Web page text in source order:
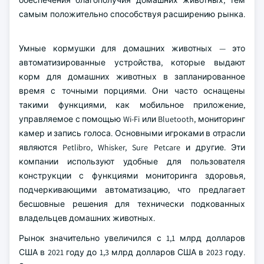
самым положительно способствуя расширению рынка.
Умные кормушки для домашних животных — это
автоматизированные устройства, которые выдают
корм для домашних животных в запланированное
время с точными порциями. Они часто оснащены
такими функциями, как мобильное приложение,
управляемое с помощью Wi-Fi или Bluetooth, мониторинг
камер и запись голоса. Основными игроками в отрасли
являются Petlibro, Whisker, Sure Petcare и другие. Эти
компании используют удобные для пользователя
конструкции с функциями мониторинга здоровья,
подчеркивающими автоматизацию, что предлагает
бесшовные решения для технически подкованных
владельцев домашних животных.
Рынок значительно увеличился с 1,1 млрд долларов
США в 2021 году до 1,3 млрд долларов США в 2023 году.